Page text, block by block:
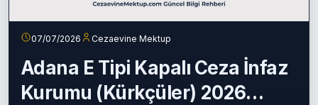
07/07/2026 Cezaevine Mektup
Adana E Tipi Kapalı Ceza İnfaz
Kurumu (Kürkçüler) 2026